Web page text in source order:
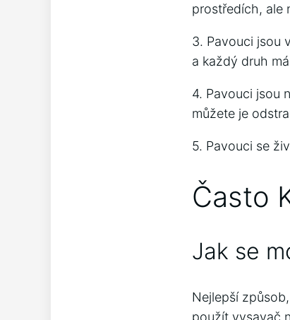
prostředích, ale
3. Pavouci jsou
a každý druh
4. Pavouci jsou
můžete je
5. Pavouci se
Často
Jak se
Nejlepší
použít vysavač